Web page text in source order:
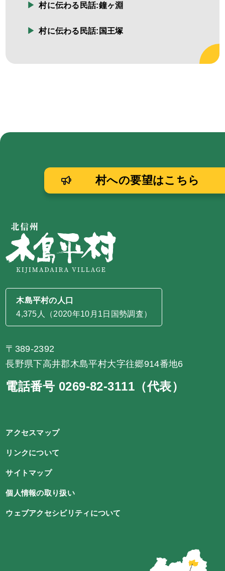
村に伝わる民話:鐘ヶ淵
村に伝わる民話:国王塚
木島平村の人口
4,375人（2020年10月1日国勢調査）
〒389-2392
長野県下高井郡木島平村大字往郷914番地6
電話番号 0269-82-3111（代表）
村への要望はこちら
アクセスマップ
リンクについて
サイトマップ
個人情報の取り扱い
ウェブアクセシビリティについて